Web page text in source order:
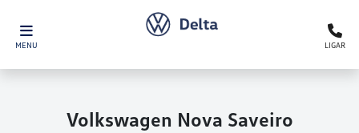
MENU LIGAR
Volkswagen Nova Saveiro